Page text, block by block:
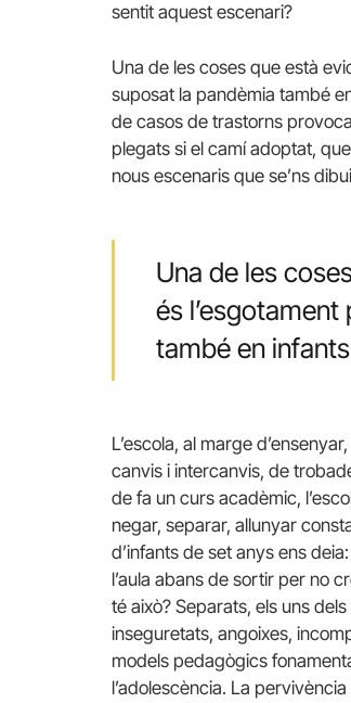
sentit aquest escenari?
Una de les coses que està
suposat la pandèmia també
de casos de trastorns
plegats si el camí adoptat,
nous escenaris que se’ns
Una de les
és
també en
L’escola, al marge
canvis i intercanvis, de
de fa un curs acadèmic,
negar, separar, allunyar
d’infants de set anys ens
l’aula abans de sortir per no
té això? Separats, els uns
inseguretats, angoixes,
models pedagògics
l’adolescència. La